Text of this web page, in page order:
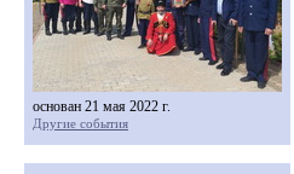
основан 21 мая 2022 г.
Другие события